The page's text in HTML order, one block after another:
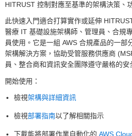
HITRUST 控制對應至基準的架構決策、
此快速入門適合打算實作或延伸
醫療 IT 基礎設施架構師、管理員、合規
員使用。它是一組 AWS 合規產品的一部
架構解決方案，協助受管服務供應商
員、整合商和資訊安全團隊遵守嚴格的安
開始使用：
檢視架構與詳細資訊
檢視部署指南以了解相關指示
下載能將部署作業自動化的 AWS